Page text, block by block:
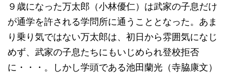
９歳になった万太郎（小林優仁）は武家の子息だけ
が通学を許される学問所に通うこととなった。あま
り乗り気ではない万太郎は、初日から雰囲気になじ
めず、武家の子息たちにもいじめられ登校拒否
に・・・。しかし学頭である池田蘭光（寺脇康文）